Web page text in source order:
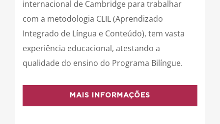
internacional de Cambridge para trabalhar
com a metodologia CLIL (Aprendizado
Integrado de Língua e Conteúdo), tem vasta
experiência educacional, atestando a
qualidade do ensino do Programa Bilíngue.
MAIS INFORMAÇÕES